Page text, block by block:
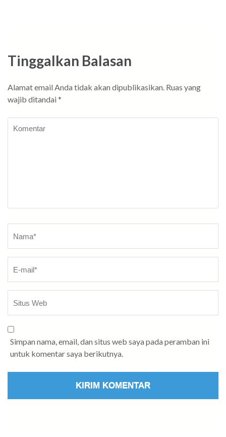
Tinggalkan Balasan
Alamat email Anda tidak akan dipublikasikan. Ruas yang
wajib ditandai *
Simpan nama, email, dan situs web saya pada peramban ini
untuk komentar saya berikutnya.